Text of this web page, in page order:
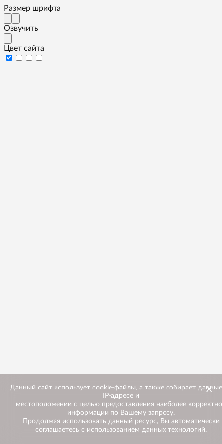
Размер шрифта
Озвучить
Цвет сайта
Данный сайт использует cookie-файлы, а также собирает
IP-адресе и
местоположении с целью предоставления наиболее
информации по Вашему запросу.
Продолжая использовать данный ресурс, Вы автоматически
соглашаетесь с использованием данных технологий.
Х